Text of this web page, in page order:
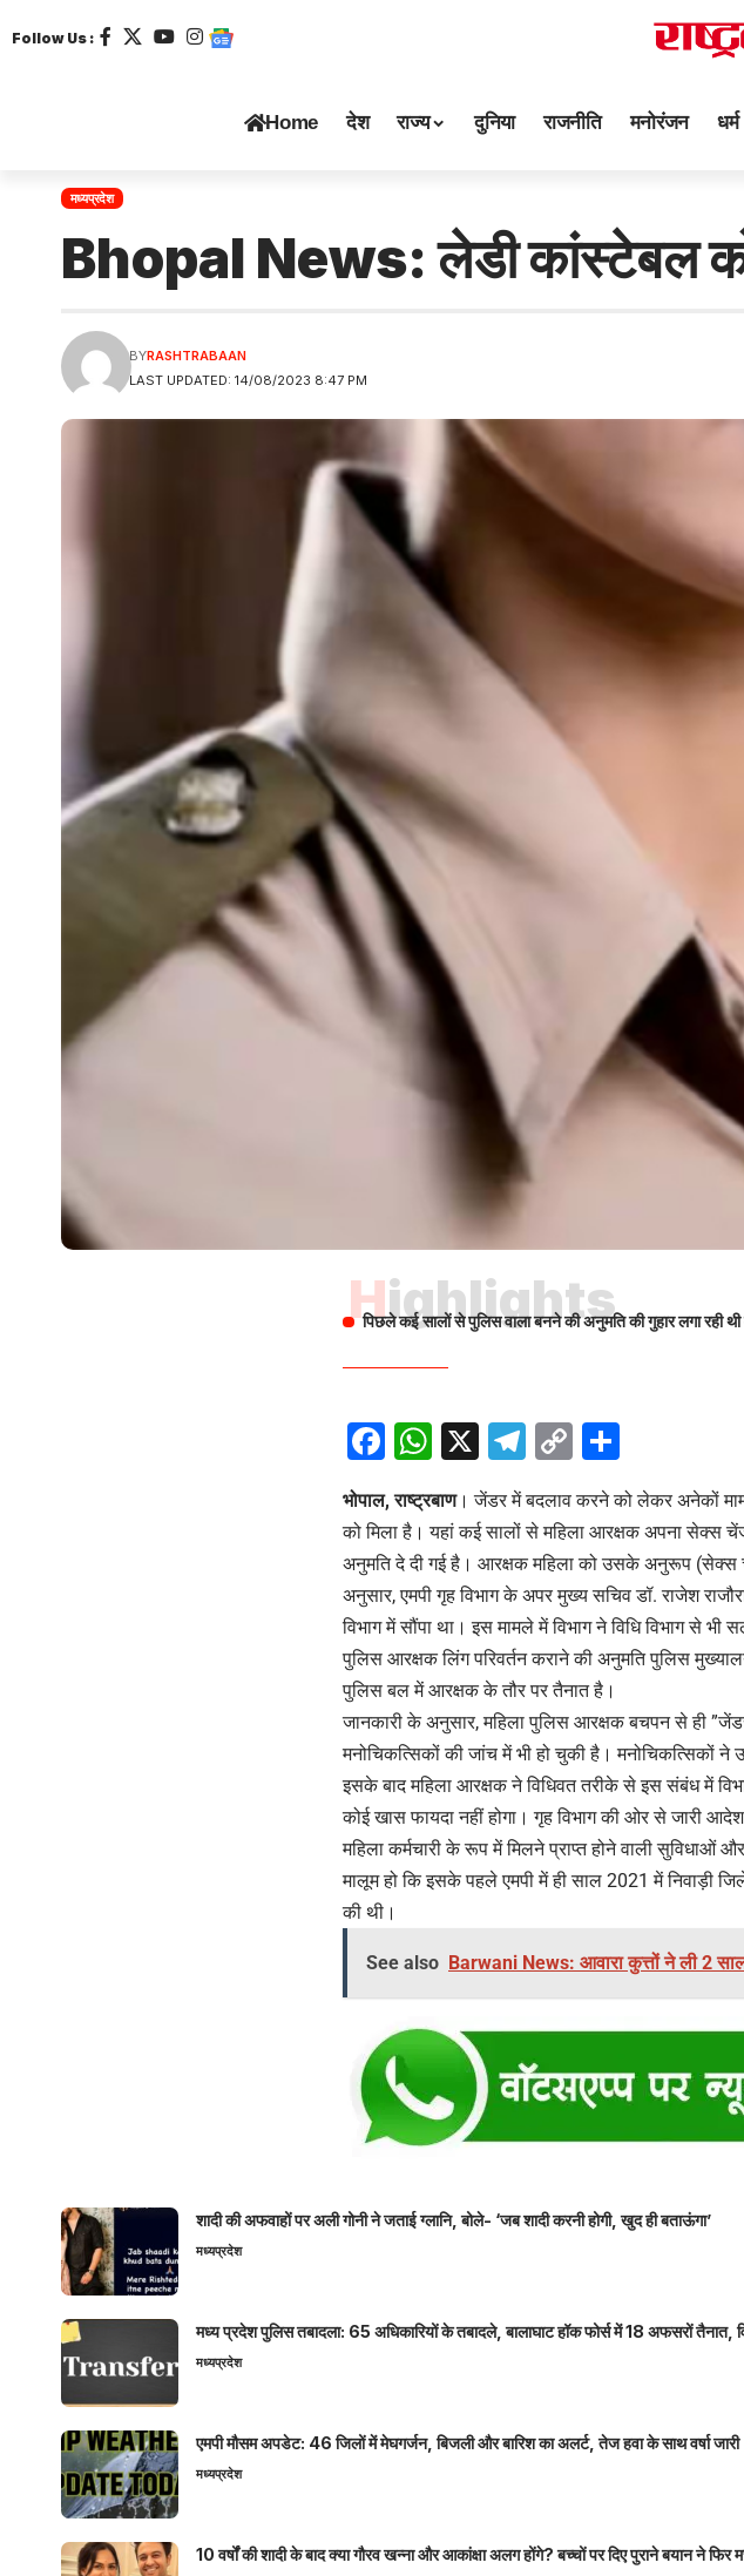
Follow Us :
Home देश राज्य दुनिया राजनीति मनोरंजन धर्म
मध्यप्रदेश
Bhopal News: लेडी कांस्टेबल
LAST UPDATED: 14/08/2023 8:47 PM
BYRASHTRABAAN
Highlights
पिछले कई सालों से पुलिस वाला बनने की अनुमति की गुहार लगा रही
Facebook
WhatsApp
X Telegram
Copy
Link
भोपाल, राष्ट्रबाण। जेंडर में बदलाव करने को लेकर अनेकों
को मिला है। यहां कई सालों से महिला आरक्षक अपना सेक्स
अनुमति दे दी गई है। आरक्षक महिला को उसके अनुरूप (सेक्स
अनुसार, एमपी गृह विभाग के अपर मुख्य सचिव डॉ. राजेश
विभाग में सौंपा था। इस मामले में विभाग ने विधि विभाग से
पुलिस आरक्षक लिंग परिवर्तन कराने की अनुमति पुलिस
पुलिस बल में आरक्षक के तौर पर तैनात है।
जानकारी के अनुसार, महिला पुलिस आरक्षक बचपन से ही
मनोचिकत्सिकों की जांच में भी हो चुकी है। मनोचिकत्सिकों ने
इसके बाद महिला आरक्षक ने विधिवत तरीके से इस संबंध में
कोई खास फायदा नहीं होगा। गृह विभाग की ओर से जारी
महिला कर्मचारी के रूप में मिलने प्राप्त होने वाली सुविधाओं
मालूम हो कि इसके पहले एमपी में ही साल 2021 में निवाड़ी
की थी।
See also Barwani News: आवारा कुत्तों ने ली 2
शादी की अफवाहों पर अली गोनी ने जताई ग्लानि, बोले- ‘जब शादी करनी होगी, खुद ही बताऊंगा’
मध्यप्रदेश
मध्य प्रदेश पुलिस तबादला: 65 अधिकारियों के तबादले, बालाघाट हॉक फोर्स में 18 अफसरों तैनात,
मध्यप्रदेश
एमपी मौसम अपडेट: 46 जिलों में मेघगर्जन, बिजली और बारिश का अलर्ट, तेज हवा के साथ वर्षा जारी
मध्यप्रदेश
10 वर्षों की शादी के बाद क्या गौरव खन्ना और आकांक्षा अलग होंगे? बच्चों पर दिए पुराने बयान ने